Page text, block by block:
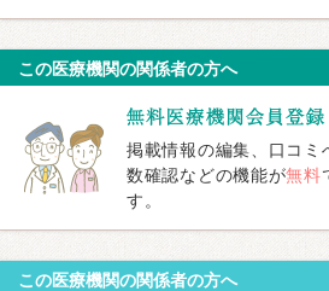
この医療機関の関係者の方へ
掲載情報の編集、口コミ
数確認などの機能が無料
す。
この医療機関の関係者の方へ